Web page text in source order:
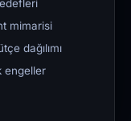
mimarisi
dağılımı
engeller